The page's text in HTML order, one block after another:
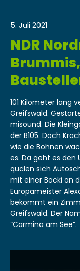
5. Juli 2021
NDR
101 Kilo­me­ter lang
Greif­swald.
misound. Die
der B105. Doch
wie die Bohnen
es. Da geht es den
quälen sich
mit ein­er Boc­ki an
Europameis­ter
bekommt ein
Greif­swald. Der
“Carmi­na am See”.